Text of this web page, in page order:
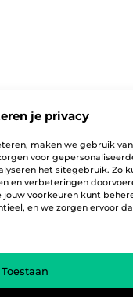
je privacy
maken we gebruik
voor
het sitegebruik. Zo
en verbeteringen
voorkeuren kunt
en we zorgen ervoor